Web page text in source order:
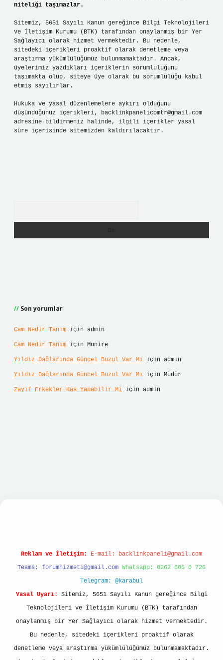
niteliği taşımazlar.
Sitemiz, 5651 Sayılı Kanun gereğince Bilgi Teknolojileri
ve İletişim Kurumu (BTK) tarafından onaylanmış bir Yer
Sağlayıcı olarak hizmet vermektedir. Bu nedenle,
sitedeki içerikleri proaktif olarak denetleme veya
araştırma yükümlülüğümüz bulunmamaktadır. Ancak,
üyelerimiz yazdıkları içeriklerin sorumluluğunu
taşımakta olup, siteye üye olarak bu sorumluluğu kabul
etmiş sayılırlar.
Hukuka ve yasal düzenlemelere aykırı olduğunu
düşündüğünüz içerikleri, backlinkpanelicomtr@gmail.com
adresine bildirmeniz halinde, ilgili içerikler yasal
süre içerisinde sitemizden kaldırılacaktır.
Son yorumlar
Cam Nedir Tanım için admin
Cam Nedir Tanım için Münire
Yıldız Dağlarında Güncel Buzul Var Mı için admin
Yıldız Dağlarında Güncel Buzul Var Mı için Müdür
Zayıf Erkekler Kas Yapabilir Mi için admin
Reklam ve İletişim: E-mail: backlinkpaneli@gmail.com
Teams: forumhizmeti@gmail.com Whatsapp: 0262 606 0 726
Telegram: @karabul
Yasal Uyarı:
Sitemiz, 5651 Sayılı Kanun gereğince Bilgi
Teknolojileri ve İletişim Kurumu (BTK) tarafından
onaylanmış bir Yer Sağlayıcı olarak hizmet vermektedir.
Bu nedenle, sitedeki içerikleri proaktif olarak
denetleme veya araştırma yükümlülüğümüz bulunmamaktadır.